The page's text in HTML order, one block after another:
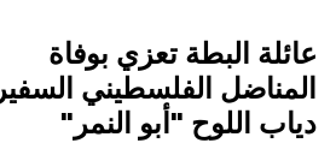
عائلة البطة تعزي بوفاة
المناضل الفلسطيني السفير
دياب اللوح "أبو النمر"